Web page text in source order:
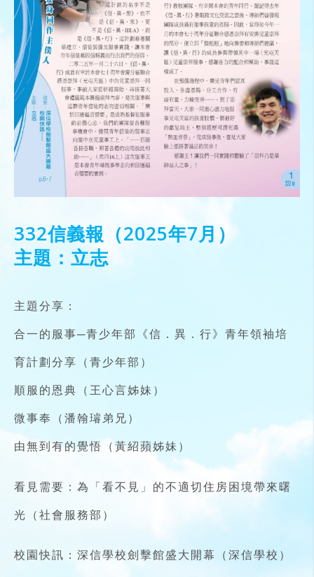
332信義報（2025年7月）
主題：立志
主題分享：
合一的服事─青少年部《信．異．行》青年領袖培
育計劃分享（青少年部）
順服的恩典（王心言姊妹）
微事奉（潘翰璿弟兄）
由無到有的覺悟（黃紹蘋姊妹）
看見需要：為「看不見」的不適切住房困境帶來曙
光（社會服務部）
校園快訊：深信學校劍擊館盛大開幕（深信學校）